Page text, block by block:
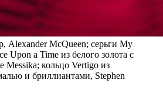
Alexander McQueen; серьги My
Upon a Time из белого золота с
Messika; кольцо Vertigo из
и бриллиантами, Stephen